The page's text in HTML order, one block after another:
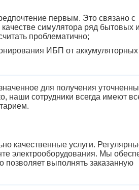
первым. Это связано с
симулятора ряд бытовых и
проблематично;
ИБП от аккумуляторных
для получения
наши сотрудники всегда имеют
качественные услуги.
электрооборудования. Мы
позволяет выполнять заказанную